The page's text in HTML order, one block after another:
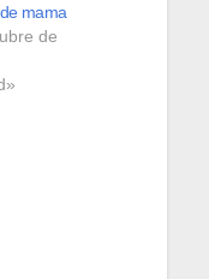
mama
de